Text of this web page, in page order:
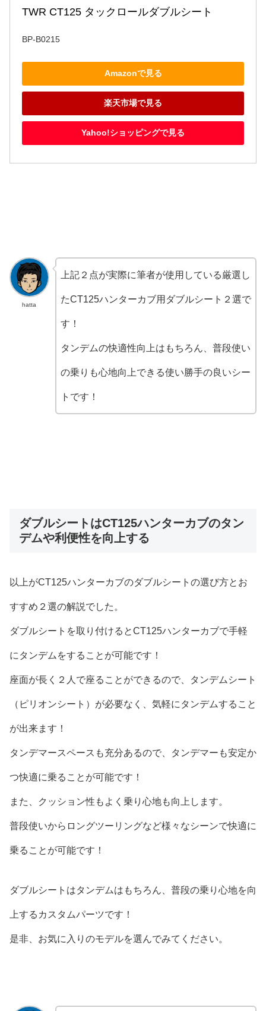
TWR CT125 タックロールダブルシート
BP-B0215
Amazonで見る
楽天市場で見る
Yahoo!ショッピングで見る
hatta
上記２点が実際に筆者が使用している厳選し
たCT125ハンターカブ用ダブルシート２選で
す！
タンデムの快適性向上はもちろん、普段使い
の乗りも心地向上できる使い勝手の良いシー
トです！
ダブルシートはCT125ハンターカブのタン
デムや利便性を向上する
以上がCT125ハンターカブのダブルシートの選び方とお
すすめ２選の解説でした。
ダブルシートを取り付けるとCT125ハンターカブで手軽
にタンデムをすることが可能です！
座面が長く２人で座ることができるので、タンデムシート
（ピリオンシート）が必要なく、気軽にタンデムすること
が出来ます！
タンデマースペースも充分あるので、タンデマーも安定か
つ快適に乗ることが可能です！
また、クッション性もよく乗り心地も向上します。
普段使いからロングツーリングなど様々なシーンで快適に
乗ることが可能です！
ダブルシートはタンデムはもちろん、普段の乗り心地を向
上するカスタムパーツです！
是非、お気に入りのモデルを選んでみてください。